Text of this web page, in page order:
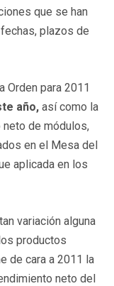
que se han
plazos de
Orden para 2011
año, así como la
de módulos,
en el Mesa del
aplicada en los
variación alguna
productos
de cara a 2011 la
neto del